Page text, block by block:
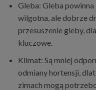
Gleba: Gleba
wilgotna, ale dobrze
przesuszenie gleby,
kluczowe.
Klimat: Są mniej
odmiany hortensji,
zimach mogą